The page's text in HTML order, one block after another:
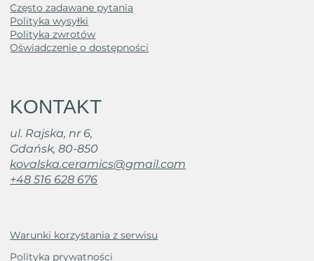
Często zadawane pytania
Polityka wysyłki
Polityka zwrotów
Oświadczenie o dostępności
KONTAKT
ul. Rajska, nr 6,
Gdańsk, 80-850
kovalska.ceramics@gmail.com
+48 516 628 676
Warunki korzystania z serwisu
Polityka prywatności